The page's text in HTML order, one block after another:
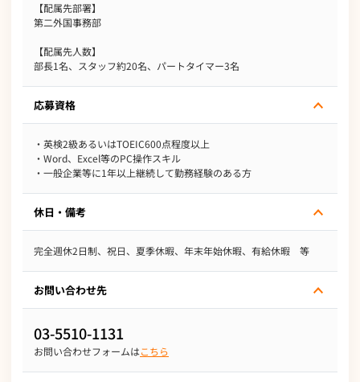
【配属先部署】
第二外国事務部
【配属先人数】
部長1名、スタッフ約20名、パートタイマー3名
応募資格
・英検2級あるいはTOEIC600点程度以上
・Word、Excel等のPC操作スキル
・一般企業等に1年以上継続して勤務経験のある方
休日・備考
完全週休2日制、祝日、夏季休暇、年末年始休暇、有給休暇 等
お問い合わせ先
03-5510-1131
お問い合わせフォームはこちら